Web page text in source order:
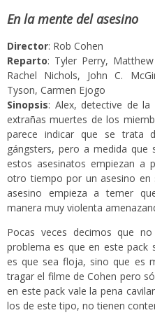
En la mente del asesino
Director: Rob Cohen
Reparto: Tyler Perry,
Rachel Nichols, John C.
Tyson, Carmen Ejogo
Sinopsis: Alex, detective de
extrañas muertes de los
parece indicar que se trata
gángsters, pero a medida que
estos asesinatos empiezan a
otro tiempo por un asesino en
asesino empieza a temer
manera muy violenta
Pocas veces decimos que
problema es que en este pack
es que sea floja, sino que es
tragar el filme de Cohen pero
en este pack vale la pena
los de este tipo, no tienen